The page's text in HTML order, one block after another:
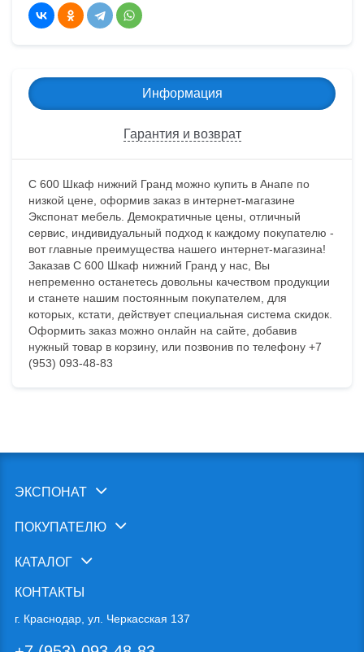
Информация
Гарантия и возврат
С 600 Шкаф нижний Гранд можно купить в Анапе по
низкой цене, оформив заказ в интернет-магазине
Экспонат мебель. Демократичные цены, отличный
сервис, индивидуальный подход к каждому покупателю -
вот главные преимущества нашего интернет-магазина!
Заказав С 600 Шкаф нижний Гранд у нас, Вы
непременно останетесь довольны качеством продукции
и станете нашим постоянным покупателем, для
которых, кстати, действует специальная система скидок.
Оформить заказ можно онлайн на сайте, добавив
нужный товар в корзину, или позвонив по телефону +7
(953) 093-48-83
ЭКСПОНАТ
ПОКУПАТЕЛЮ
КАТАЛОГ
КОНТАКТЫ
г. Краснодар, ул. Черкасская 137